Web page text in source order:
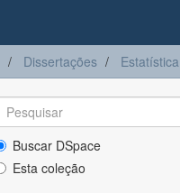
Dissertações Estatística
Buscar DSpace
Esta coleção